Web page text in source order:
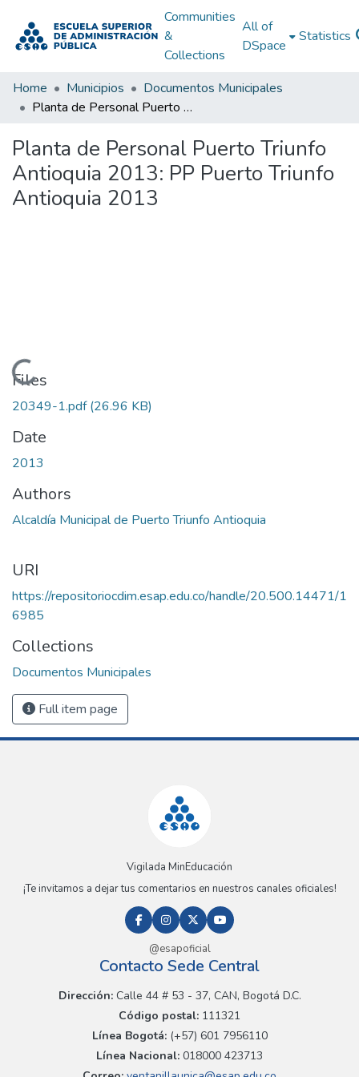
Communities
&
Collections
All of
DSpace
Statistics
Home Municipios
Documentos Municipales
Planta de Personal Puerto Triunfo Antioquia 2013: PP Puerto Triunfo Antioquia 2013
Planta de Personal Puerto Triunfo
Antioquia 2013: PP Puerto Triunfo
Antioquia 2013
Loading...
Files
20349-1.pdf(26.96 KB)
Date
2013
Authors
Alcaldía Municipal de Puerto Triunfo Antioquia
URI
https://repositoriocdim.esap.edu.co/handle/20.500.14471/1
6985
Collections
Documentos Municipales
Full item page
Vigilada MinEducación
¡Te invitamos a dejar tus comentarios en nuestros canales oficiales!
@esapoficial
Contacto Sede Central
Dirección:Calle 44 # 53 - 37, CAN, Bogotá D.C.
Código postal: 111321
Línea Bogotá:(+57) 601 7956110
Línea Nacional: 018000 423713